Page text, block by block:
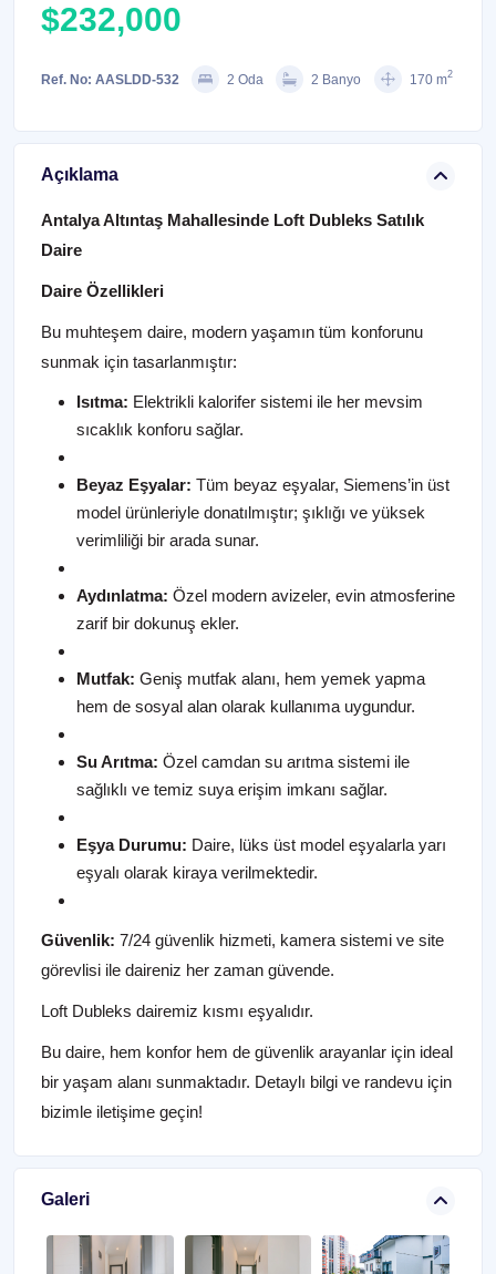
$232,000
Ref. No: AASLDD-532 2 Oda 2 Banyo 170 m2
Açıklama
Antalya Altıntaş Mahallesinde Loft Dubleks Satılık
Daire
Daire Özellikleri
Bu muhteşem daire, modern yaşamın tüm konforunu
sunmak için tasarlanmıştır:
Isıtma: Elektrikli kalorifer sistemi ile her mevsim
sıcaklık konforu sağlar.
Beyaz Eşyalar: Tüm beyaz eşyalar, Siemens’in üst
model ürünleriyle donatılmıştır; şıklığı ve yüksek
verimliliği bir arada sunar.
Aydınlatma: Özel modern avizeler, evin atmosferine
zarif bir dokunuş ekler.
Mutfak: Geniş mutfak alanı, hem yemek yapma
hem de sosyal alan olarak kullanıma uygundur.
Su Arıtma: Özel camdan su arıtma sistemi ile
sağlıklı ve temiz suya erişim imkanı sağlar.
Eşya Durumu: Daire, lüks üst model eşyalarla yarı
eşyalı olarak kiraya verilmektedir.
Güvenlik: 7/24 güvenlik hizmeti, kamera sistemi ve site
görevlisi ile daireniz her zaman güvende.
Loft Dubleks dairemiz kısmı eşyalıdır.
Bu daire, hem konfor hem de güvenlik arayanlar için ideal
bir yaşam alanı sunmaktadır. Detaylı bilgi ve randevu için
bizimle iletişime geçin!
Galeri